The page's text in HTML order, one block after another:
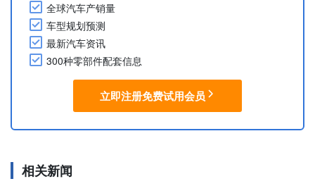
全球汽车产销量
车型规划预测
最新汽车资讯
300种零部件配套信息
立即注册免费试用会员
相关新闻